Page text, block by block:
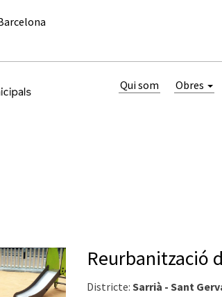
Qui som Obres
Reurbanització
Districte: Sarrià - Sant